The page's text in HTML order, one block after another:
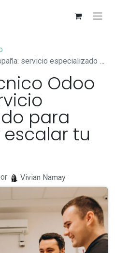
para optimizar y escalar tu empresa
Odoo
para
tu
Vivian Namay